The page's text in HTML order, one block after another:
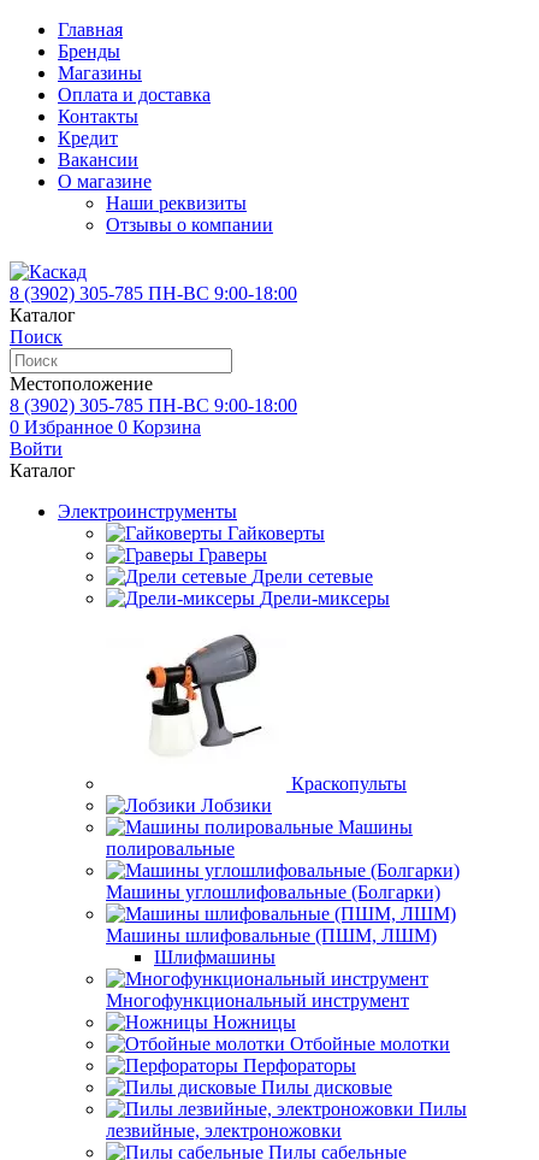
Главная
Бренды
Магазины
Оплата и доставка
Контакты
Кредит
Вакансии
О магазине
Наши реквизиты
Отзывы о компании
8 (3902) 305-785 ПН-ВС 9:00-18:00
Каталог
Поиск
Местоположение
8 (3902) 305-785 ПН-ВС 9:00-18:00
0 Избранное 0 Корзина
Войти
Каталог
Электроинструменты
Гайковерты
Граверы
Дрели сетевые
Дрели-миксеры
Краскопульты
Лобзики
Машины
полировальные
Машины углошлифовальные (Болгарки)
Машины шлифовальные (ПШМ, ЛШМ)
Шлифмашины
Многофункциональный инструмент
Ножницы
Отбойные молотки
Перфораторы
Пилы дисковые
Пилы
лезвийные, электроножовки
Пилы сабельные